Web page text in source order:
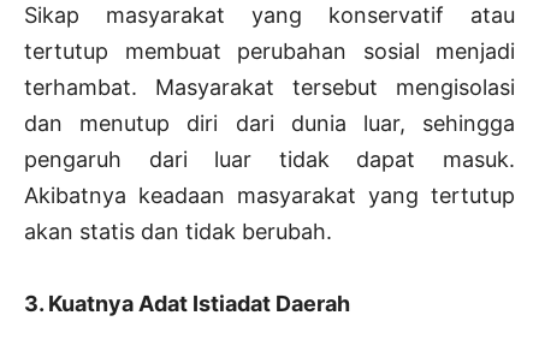
Sikap masyarakat yang konservatif atau
tertutup membuat perubahan sosial menjadi
terhambat. Masyarakat tersebut mengisolasi
dan menutup diri dari dunia luar, sehingga
pengaruh dari luar tidak dapat masuk.
Akibatnya keadaan masyarakat yang tertutup
akan statis dan tidak berubah.
3. Kuatnya Adat Istiadat Daerah